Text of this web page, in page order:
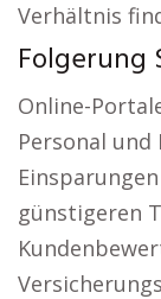
Verhältnis
Folgerung
Online-
Personal
günstigeren